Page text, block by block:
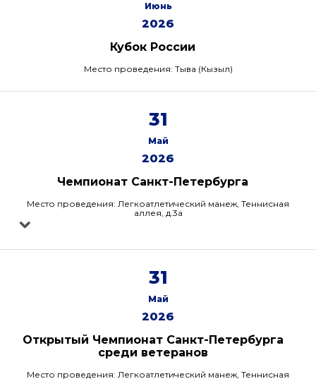
Июнь
2026
Кубок России
Место проведения: Тыва (Кызыл)
31
Май
2026
Чемпионат Санкт-Петербурга
Место проведения: Легкоатлетический манеж, Теннисная
аллея, д.3а
31
Май
2026
Открытый Чемпионат Санкт-Петербурга
среди ветеранов
Место проведения: Легкоатлетический манеж, Теннисная